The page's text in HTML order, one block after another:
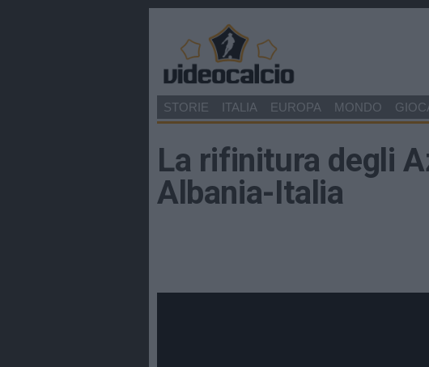
STORIE ITALIA EUROPA MONDO
La rifinitura degli
Albania-Italia